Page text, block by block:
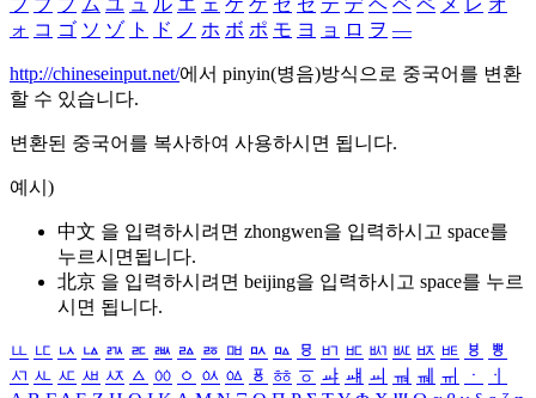
フ ブ プ ム ユ ュ ル エ ェ ケ ゲ セ ゼ テ デ ヘ ベ ペ メ レ オ
ォ コ ゴ ソ ゾ ト ド ノ ホ ボ ポ モ ヨ ョ ロ ヲ ―
http://chineseinput.net/에서 pinyin(병음)방식으로 중국어를 변환
할 수 있습니다.
변환된 중국어를 복사하여 사용하시면 됩니다.
예시)
中文 을 입력하시려면 zhongwen을 입력하시고 space를
누르시면됩니다.
北京 을 입력하시려면 beijing을 입력하시고 space를 누르
시면 됩니다.
ㅥ ㅦ ㅧ ㅨ ㅩ ㅪ ㅫ ㅬ ㅭ ㅮ ㅯ ㅰ ㅱ ㅲ ㅳ ㅴ ㅵ ㅶ ㅷ ㅸ
ㅹ
ㅺ ㅻ ㅼ ㅽ ㅾ ㅿ ㆀ ㆁ ㆂ ㆃ ㆄ ㆅ ㆆ ㆇ ㆈ ㆉ ㆊ ㆋ ㆌ ㆍ
ㆎ